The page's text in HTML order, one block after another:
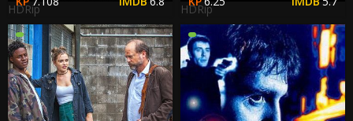
HDRip HDRip